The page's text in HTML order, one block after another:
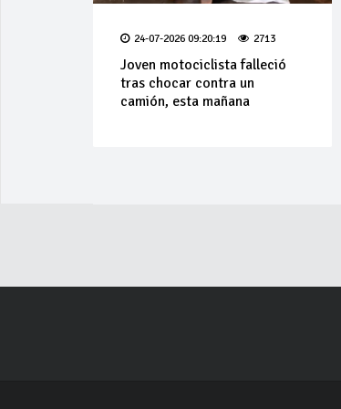
24-07-2026 09:20:19 2713
Joven motociclista falleció
tras chocar contra un
camión, esta mañana